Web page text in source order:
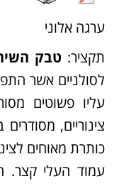
ערגה אלוני
תקציר: טבק
לסולניים אשר
עליו פשוטים
עמוד העלי קצר.